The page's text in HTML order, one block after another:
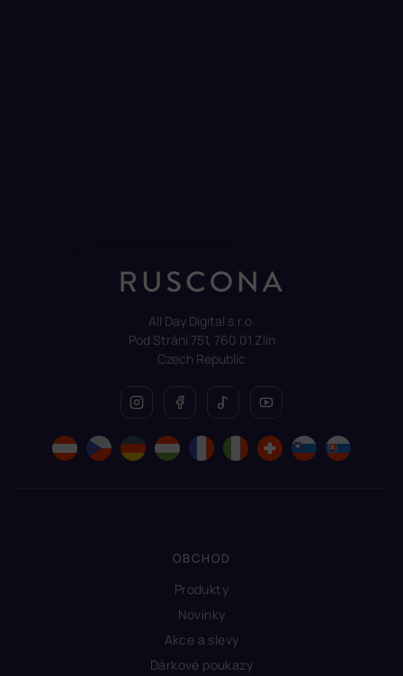
All Day Digital s.r.o.
Pod Strání 751, 760 01 Zlín
Czech Republic
OBCHOD
Produkty
Novinky
Akce a slevy
Dárkové poukazy